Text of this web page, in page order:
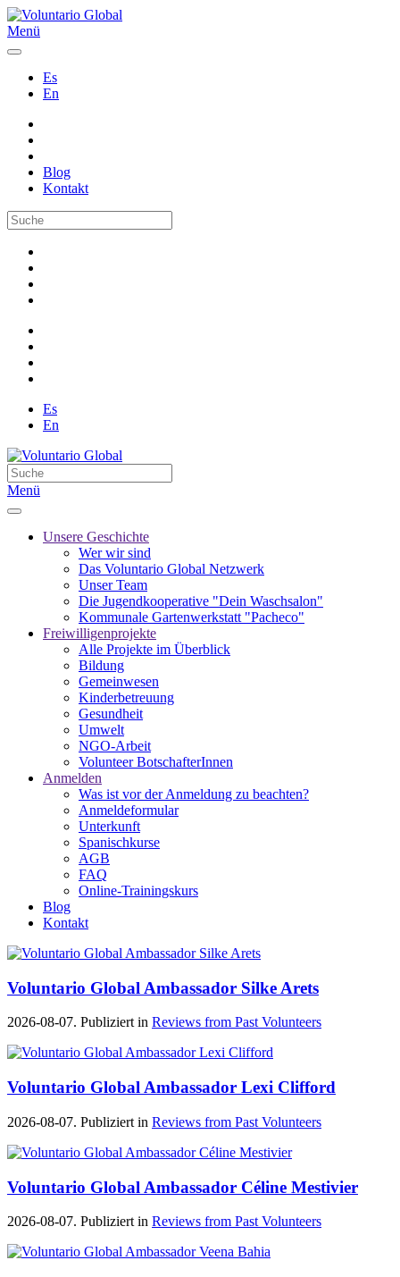
Menü
Es
En
Blog
Kontakt
Es
En
Menü
Unsere Geschichte
Wer wir sind
Das Voluntario Global Netzwerk
Unser Team
Die Jugendkooperative "Dein Waschsalon"
Kommunale Gartenwerkstatt "Pacheco"
Freiwilligenprojekte
Alle Projekte im Überblick
Bildung
Gemeinwesen
Kinderbetreuung
Gesundheit
Umwelt
NGO-Arbeit
Volunteer BotschafterInnen
Anmelden
Was ist vor der Anmeldung zu beachten?
Anmeldeformular
Unterkunft
Spanischkurse
AGB
FAQ
Online-Trainingskurs
Blog
Kontakt
Voluntario Global Ambassador Silke Arets
2026-08-07. Publiziert in Reviews from Past Volunteers
Voluntario Global Ambassador Lexi Clifford
2026-08-07. Publiziert in Reviews from Past Volunteers
Voluntario Global Ambassador Céline Mestivier
2026-08-07. Publiziert in Reviews from Past Volunteers